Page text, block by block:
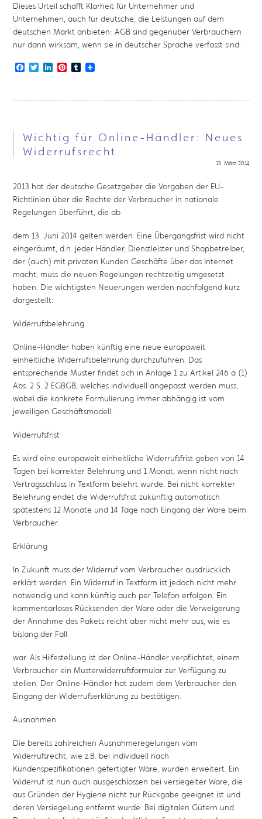
Dieses Urteil schafft Klarheit für Unternehmer und
Unternehmen, auch für deutsche, die Leistungen auf dem
deutschen Markt anbieten: AGB sind gegenüber Verbrauchern
nur dann wirksam, wenn sie in deutscher Sprache verfasst sind.
Facebook
TwitterLinkedIn
Pinterest
Tumblr
Wichtig für Online-Händler: Neues
Widerrufsrecht
13. März 2014
2013 hat der deutsche Gesetzgeber die Vorgaben der EU-
Richtlinien über die Rechte der Verbraucher in nationale
Regelungen überführt, die ab
dem 13. Juni 2014 gelten werden. Eine Übergangsfrist wird nicht
eingeräumt, d.h. jeder Händler, Dienstleister und Shopbetreiber,
der (auch) mit privaten Kunden Geschäfte über das Internet
macht, muss die neuen Regelungen rechtzeitig umgesetzt
haben. Die wichtigsten Neuerungen werden nachfolgend kurz
dargestellt:
Widerrufsbelehrung
Online-Händler haben künftig eine neue europaweit
einheitliche Widerrufsbelehrung durchzuführen. Das
entsprechende Muster findet sich in Anlage 1 zu Artikel 246 a (1)
Abs. 2 S. 2 EGBGB, welches individuell angepasst werden muss,
wobei die konkrete Formulierung immer abhängig ist vom
jeweiligen Geschäftsmodell.
Widerrufsfrist
Es wird eine europaweit einheitliche Widerrufsfrist geben von 14
Tagen bei korrekter Belehrung und 1 Monat, wenn nicht nach
Vertragsschluss in Textform belehrt wurde. Bei nicht korrekter
Belehrung endet die Widerrufsfrist zukünftig automatisch
spätestens 12 Monate und 14 Tage nach Eingang der Ware beim
Verbraucher.
Erklärung
In Zukunft muss der Widerruf vom Verbraucher ausdrücklich
erklärt werden. Ein Widerruf in Textform ist jedoch nicht mehr
notwendig und kann künftig auch per Telefon erfolgen. Ein
kommentarloses Rücksenden der Ware oder die Verweigerung
der Annahme des Pakets reicht aber nicht mehr aus, wie es
bislang der Fall
war. Als Hilfestellung ist der Online-Händler verpflichtet, einem
Verbraucher ein Musterwiderrufsformular zur Verfügung zu
stellen. Der Online-Händler hat zudem dem Verbraucher den
Eingang der Widerrufserklärung zu bestätigen.
Ausnahmen
Die bereits zahlreichen Ausnahmeregelungen vom
Widerrufsrecht, wie z.B. bei individuell nach
Kundenspezifikationen gefertigter Ware, wurden erweitert. Ein
Widerruf ist nun auch ausgeschlossen bei versiegelter Ware, die
aus Gründen der Hygiene nicht zur Rückgabe geeignet ist und
deren Versiegelung entfernt wurde. Bei digitalen Gütern und